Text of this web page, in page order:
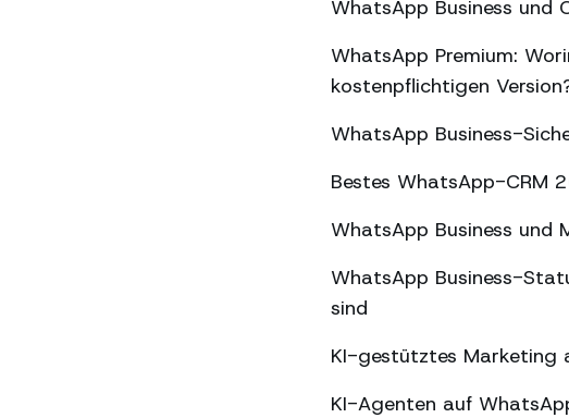
WhatsApp Business
WhatsApp Premium:
kostenpflichtigen
WhatsApp Business-
Bestes WhatsApp-CRM
WhatsApp Business und
WhatsApp Business-
sind
KI-gestütztes Marketing
KI-Agenten auf